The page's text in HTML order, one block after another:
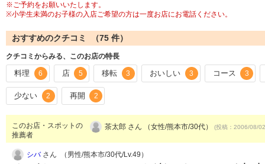
※ご予約をお願いいたします。
※小学生未満のお子様の入店ご希望の方は一度お店にお電話ください。
おすすめのクチコミ （75 件）
クチコミからみる、このお店の特長
料理 6 店 5 移転 3 おいしい 3 コース 3
少ない 2 再開 2
このお店・スポットの
推薦者
茶太郎 さん （女性/熊本市/30代） (投稿：2006/08/
シバさん （男性/熊本市/30代/Lv.49）